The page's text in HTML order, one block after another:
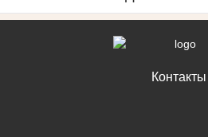
Контакты